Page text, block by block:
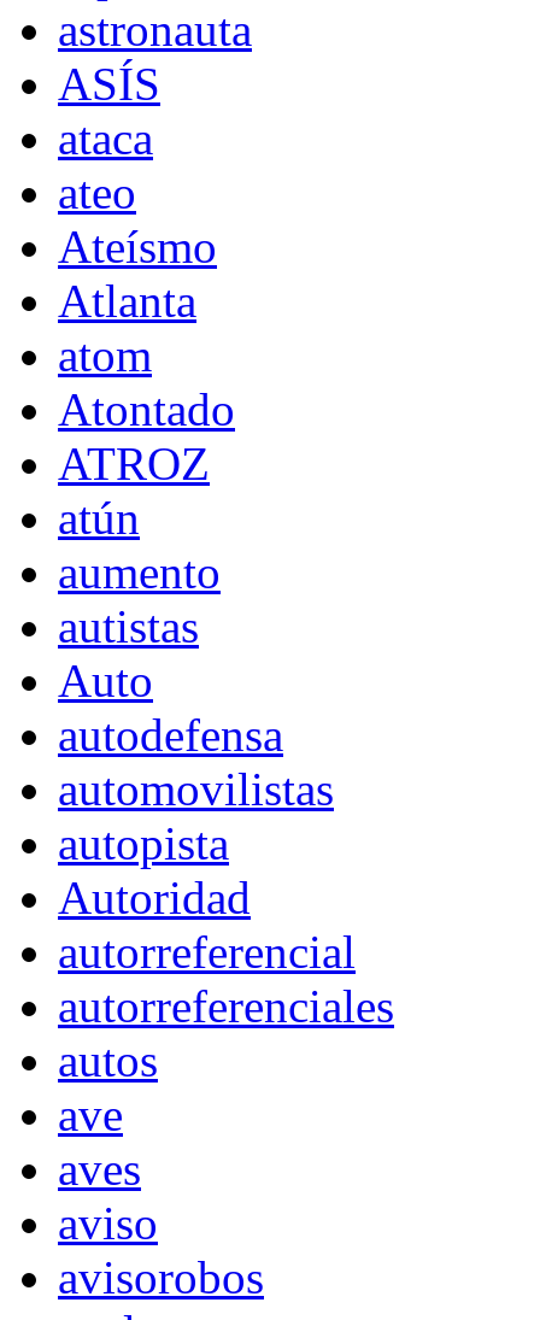
astronauta
ASÍS
ataca
ateo
Ateísmo
Atlanta
atom
Atontado
ATROZ
atún
aumento
autistas
Auto
autodefensa
automovilistas
autopista
Autoridad
autorreferencial
autorreferenciales
autos
ave
aves
aviso
avisorobos